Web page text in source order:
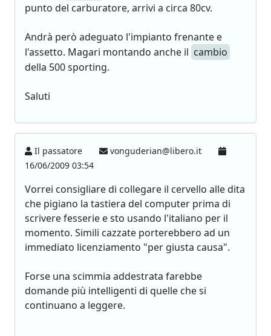
punto del carburatore, arrivi a circa 80cv.
Andrà però adeguato l'impianto frenante e
l'assetto. Magari montando anche il cambio
della 500 sporting.
Saluti
Il passatore
vonguderian@libero.it
16/06/2009 03:54
Vorrei consigliare di collegare il cervello alle dita
che pigiano la tastiera del computer prima di
scrivere fesserie e sto usando l'italiano per il
momento. Simili cazzate porterebbero ad un
immediato licenziamento "per giusta causa".
Forse una scimmia addestrata farebbe
domande più intelligenti di quelle che si
continuano a leggere.